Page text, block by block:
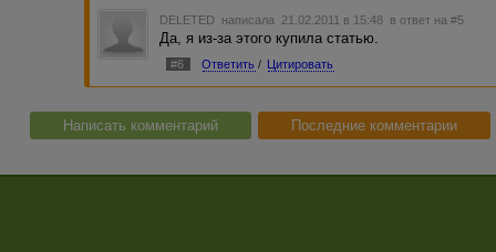
DELETED написала 21.02.2011 в 15:48 в ответ на #5
Да, я из-за этого купила статью.
#6 Ответить / Цитировать
Написать комментарий Последние комментарии